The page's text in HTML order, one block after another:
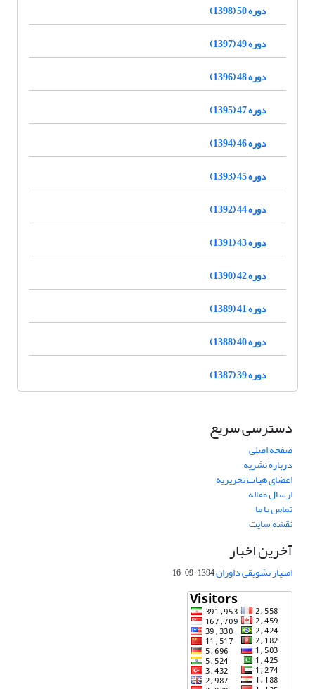
دوره 50 (1398)
دوره 49 (1397)
دوره 48 (1396)
دوره 47 (1395)
دوره 46 (1394)
دوره 45 (1393)
دوره 44 (1392)
دوره 43 (1391)
دوره 42 (1390)
دوره 41 (1389)
دوره 40 (1388)
دوره 39 (1387)
دسترسی سریع
صفحه اصلی
درباره نشریه
اعضای هیات تحریریه
ارسال مقاله
تماس با ما
نقشه سایت
آخرین اخبار
امتیاز تشویقی داوران1394-09-16